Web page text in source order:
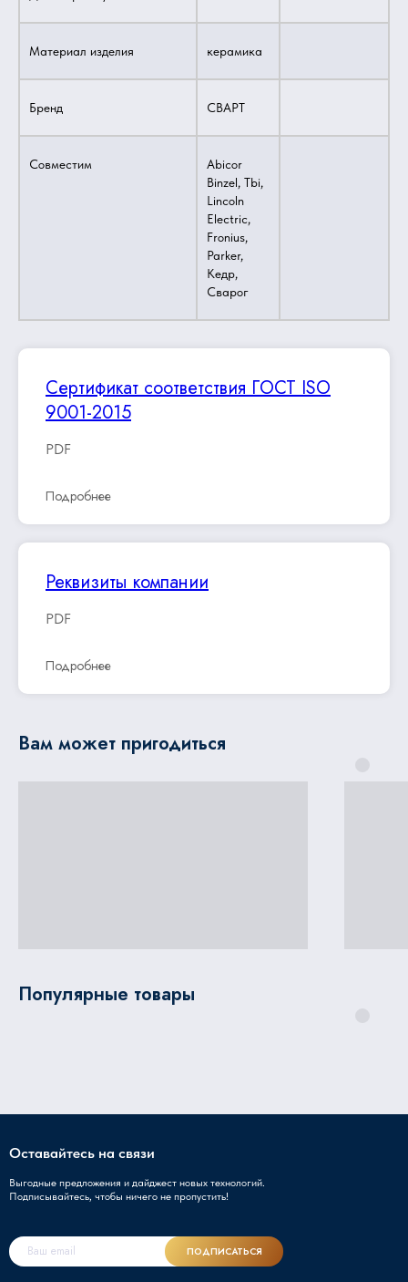
Материал изделия керамика
Бренд СВАРТ
Совместим
Abicor
Binzel, Tbi,
Lincoln
Electric,
Fronius,
Parker,
Кедр,
Сварог
Сертификат соответствия ГОСТ ISO
9001-2015
PDF
Подробнее
Реквизиты компании
PDF
Подробнее
Вам может пригодиться
Популярные товары
Оставайтесь на связи
Выгодные предложения и дайджест новых технологий.
Подписывайтесь, чтобы ничего не пропустить!
ПОДПИСАТЬСЯ